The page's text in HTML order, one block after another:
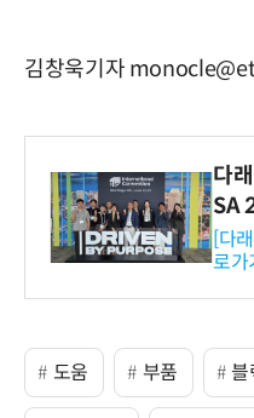
김창욱기자
다
SA
와
-바
보
[다
로가
도움 부품 블